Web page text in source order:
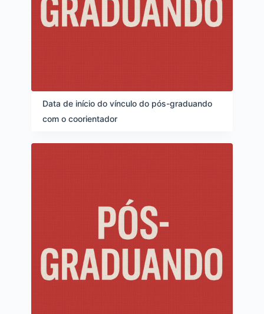
Data de início do vínculo do pós-graduando
com o coorientador